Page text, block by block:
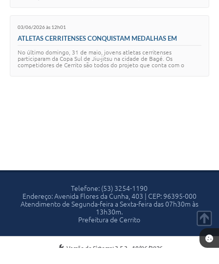
03/06/2026 às 12h01
ATLETAS CERRITENSES CONQUISTAM MEDALHAS EM
No último domingo, 31 de maio, jovens atletas cerritenses
participaram da Copa Sul de Jiu-jitsu na cidade de Bagé. Os
competidores de Cerrito são todos do projeto que conta com o
Telefone: (53) 3254-1190
Endereço: Avenida Flores da Cunha, 403 | CEP: 96395-000
Atendimento de Segunda-feira a Sexta-feira das 07h30m às
13h30m.
Prefeitura de Cerrito
Versão do Sistema: 3.5.3 - 19/06/2026